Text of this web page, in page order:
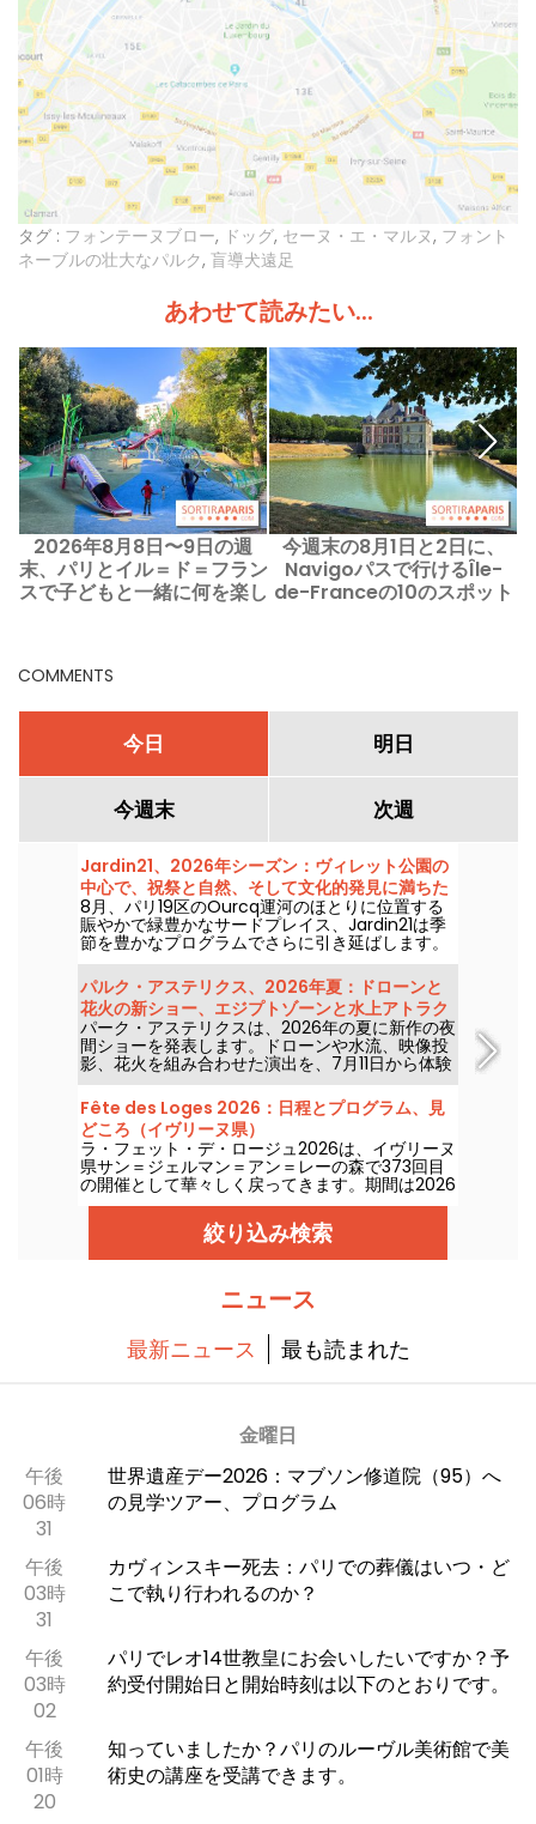
タグ : フォンテーヌブロー, ドッグ, セーヌ・エ・マルヌ, フォント
ネーブルの壮大なパルク, 盲導犬遠足
あわせて読みたい...
2026年8月8日〜9日の週
末、パリとイル＝ド＝フラン
スで子どもと一緒に何を楽し
今週末の8月1日と2日に、
Navigoパスで行けるÎle-
de-Franceの10のスポット
COMMENTS
今日 明日
今週末 次週
Jardin21、2026年シーズン：ヴィレット公園の
中心で、祝祭と自然、そして文化的発見に満ちた
一週間
8月、パリ19区のOurcq運河のほとりに位置する
賑やかで緑豊かなサードプレイス、Jardin21は季
節を豊かなプログラムでさらに引き延ばします。
この素敵な日々を存分に味わってください。社会
性の高い取り組み、ガーデニング教室、青少年向
けの活動、夜のフェスティブなイベント、ヨガの
セッション… パリを離れずに自然を満喫できるす
べてが揃っています！ 入場無料。
パルク・アステリクス、2026年夏：ドローンと
花火の新ショー、エジプトゾーンと水上アトラク
ション
パーク・アステリクスは、2026年の夏に新作の夜
間ショーを発表します。ドローンや水流、映像投
影、花火を組み合わせた演出を、7月11日から体験
可能にします。エジプトを全面的に見直したエリ
アと、暑さをしのぐ水上アトラクションも登場し
ます。期間は2026年8月30日まで。
Fête des Loges 2026：日程とプログラム、見
どころ（イヴリーヌ県）
ラ・フェット・デ・ロージュ2026は、イヴリーヌ
県サン＝ジェルマン＝アン＝レーの森で373回目
の開催として華々しく戻ってきます。期間は2026
年6月26日から8月16日までです。200を超えるア
トラクションと、グルメ通り「Allée des
Cuisines gourmande」、そして無料入場があな
たを待っています。
絞り込み検索
ニュース
最新ニュース 最も読まれた
金曜日
午後
06時
31
世界遺産デー2026：マブソン修道院（95）へ
の見学ツアー、プログラム
午後
03時
31
カヴィンスキー死去：パリでの葬儀はいつ・ど
こで執り行われるのか？
午後
03時
02
パリでレオ14世教皇にお会いしたいですか？予
約受付開始日と開始時刻は以下のとおりです。
午後
01時
20
知っていましたか？パリのルーヴル美術館で美
術史の講座を受講できます。